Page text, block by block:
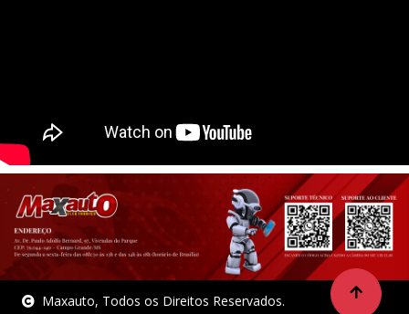
Maxauto, Todos os Direitos Reservados.